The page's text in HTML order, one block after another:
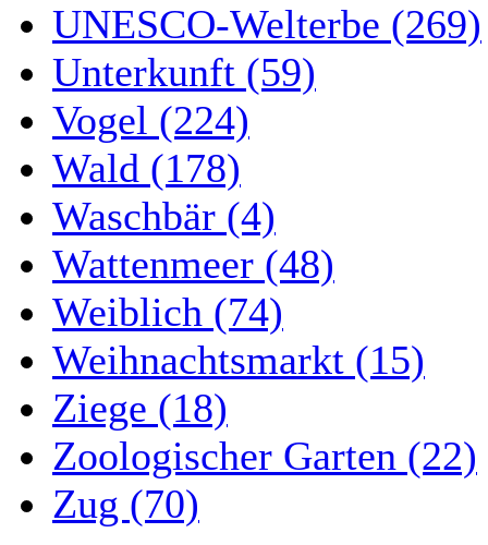
UNESCO-Welterbe (269)
Unterkunft (59)
Vogel (224)
Wald (178)
Waschbär (4)
Wattenmeer (48)
Weiblich (74)
Weihnachtsmarkt (15)
Ziege (18)
Zoologischer Garten (22)
Zug (70)